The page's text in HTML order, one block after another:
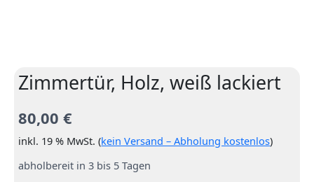
Zimmertür, Holz, weiß lackiert
80,00€
inkl. 19 % MwSt. (kein Versand – Abholung kostenlos)
abholbereit in 3 bis 5 Tagen